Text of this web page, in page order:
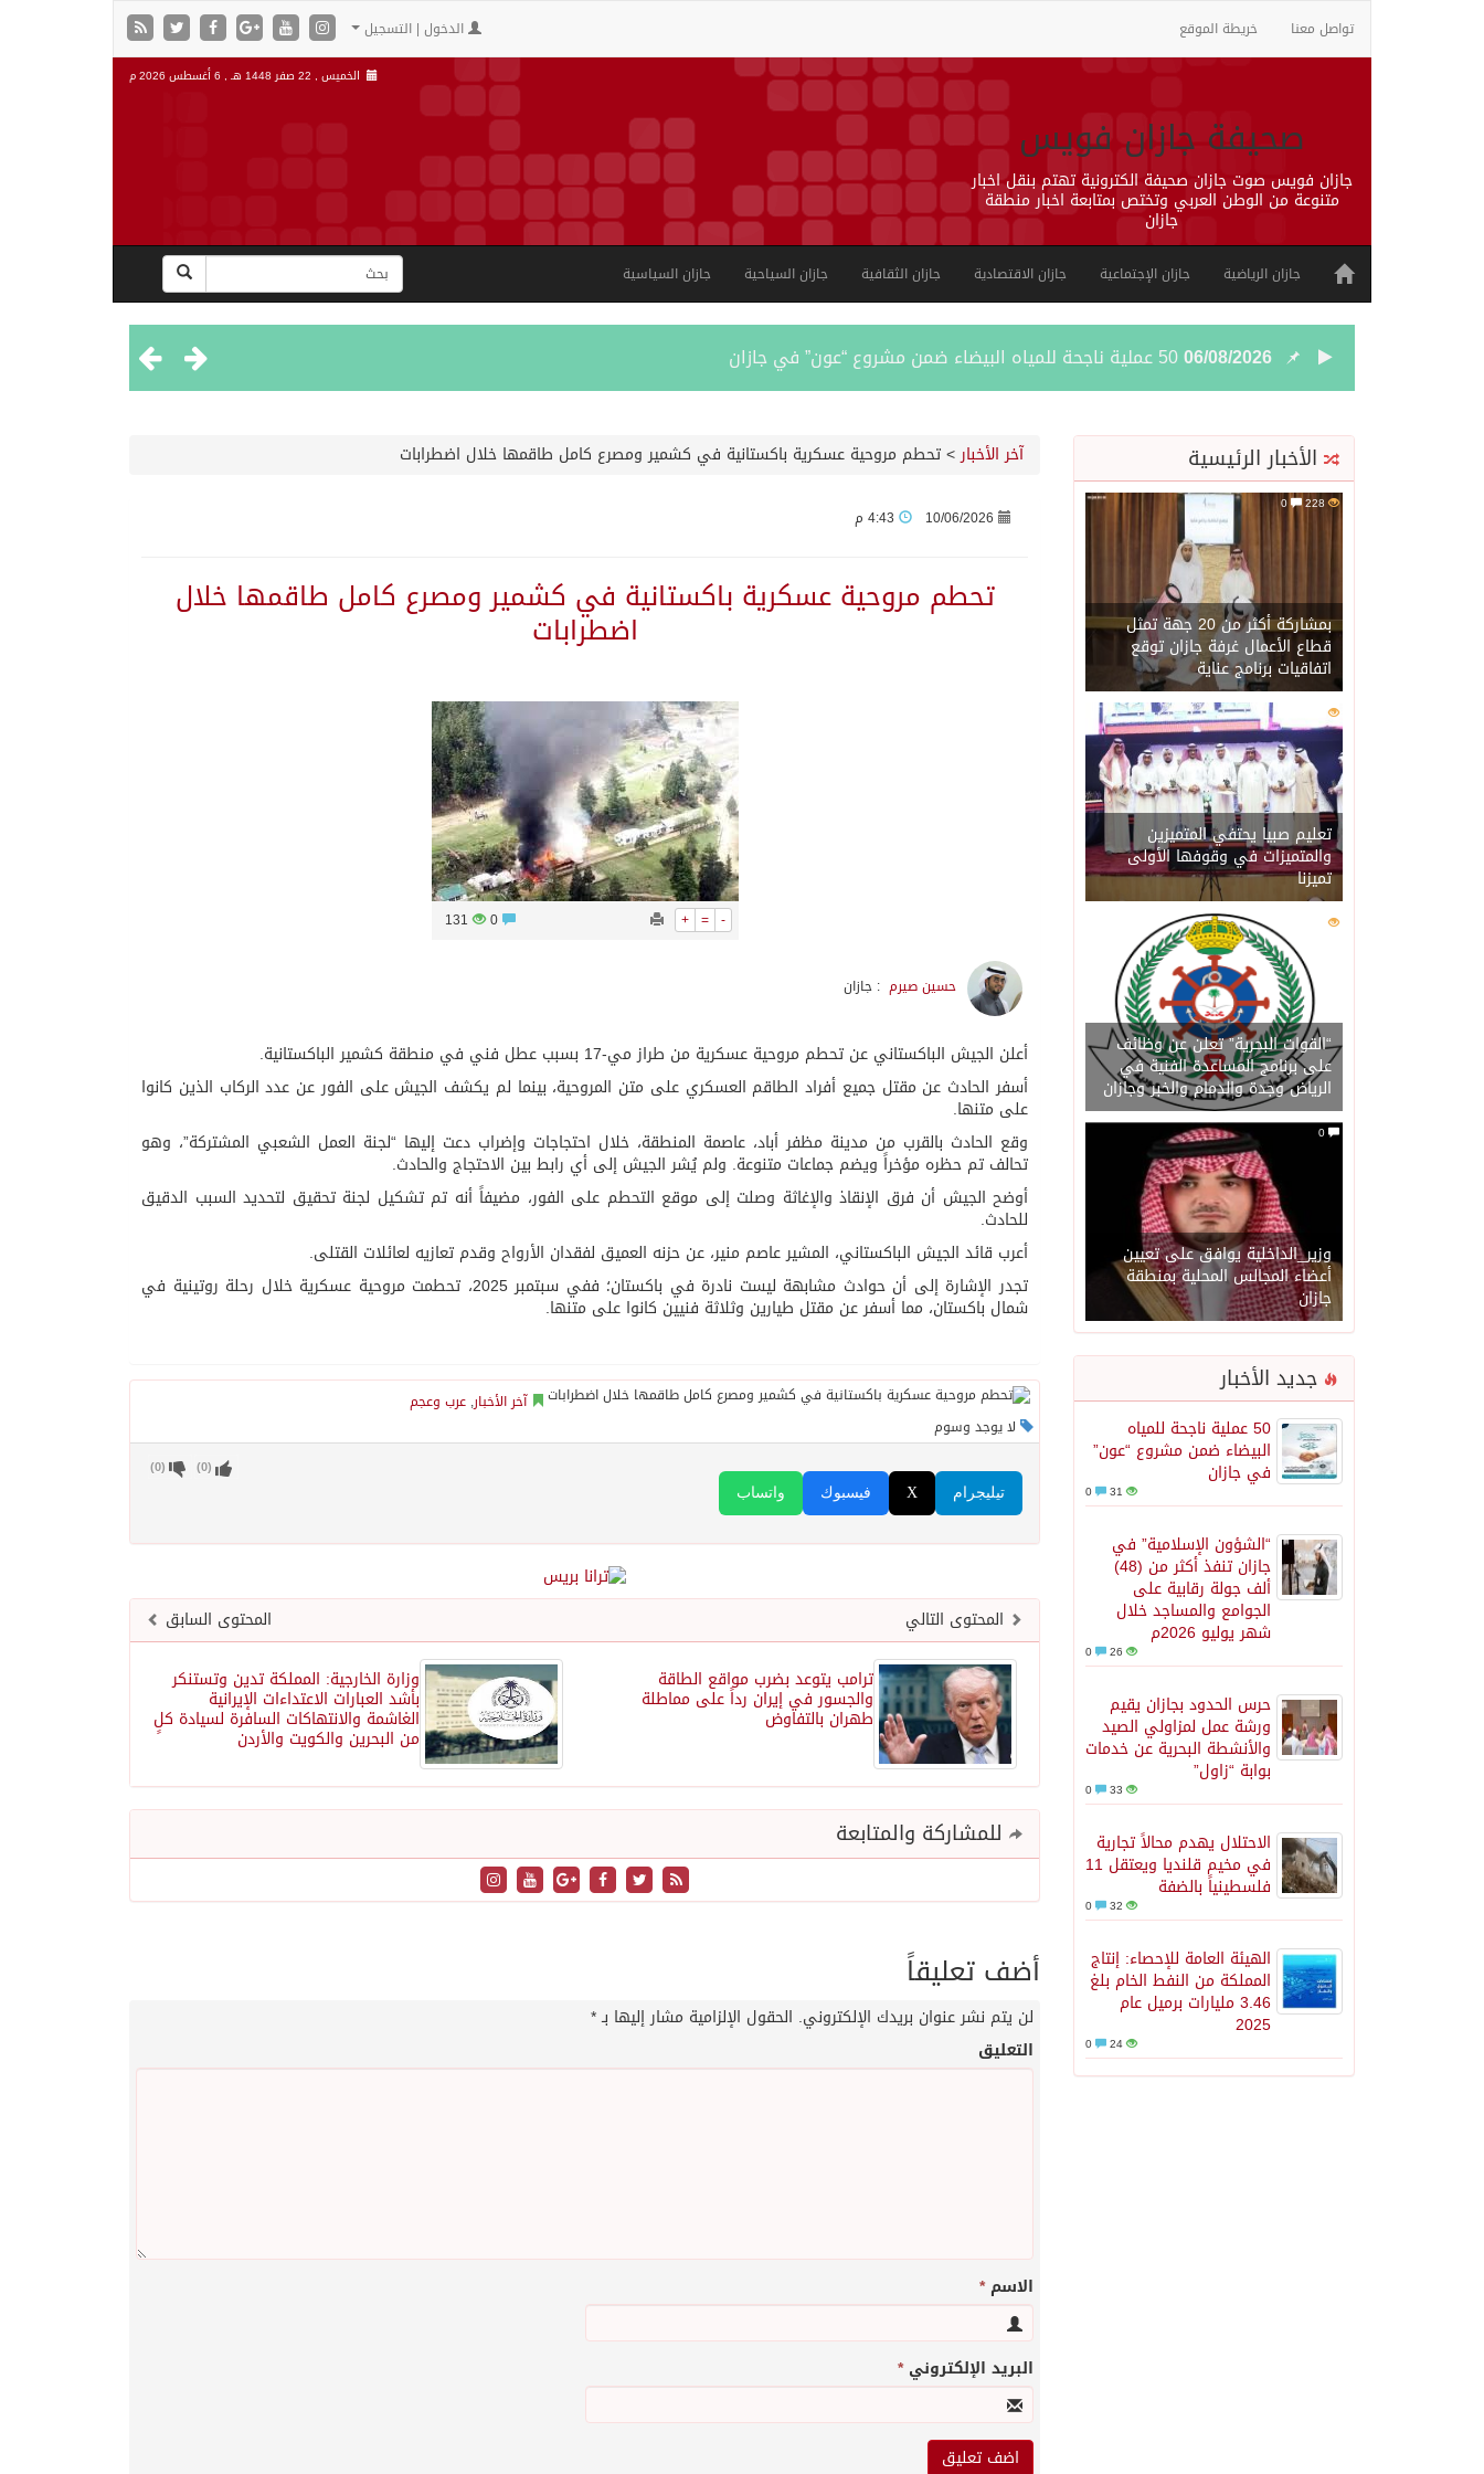
تواصل معنا خريطة الموقع الدخول | التسجيل
صحيفة جازان فويس
جازان فويس صوت جازان صحيفة الكترونية تهتم بنقل اخبار
متنوعة من الوطن العربي وتختص بمتابعة اخبار منطقة
جازان
الخميس , 22 صفر 1448 هـ , 6 أغسطس 2026 م
جازان الرياضية جازان الإجتماعية جازان الاقتصادية جازان الثقافية جازان السياحية جازان السياسية
06/08/202650 عملية ناجحة للمياه البيضاء ضمن مشروع “عون” في جازان
06/08/2026حرس الحدود بجازان يقيم ورشة عمل لمزاولي الصيد والأنشطة البحرية عن خدمات بوابة “زاول”
06/08/2026الاحتلال يهدم محالاً تجارية في مخيم قلنديا ويعتقل 11 فلسطينياً بالضفة
06/08/2026الهيئة العامة للإحصاء: إنتاج المملكة من النفط الخام بلغ 3.46 مليارات برميل عام 2025
06/08/2026«الصحة العالمية» تحذر: إيبولا يتسارع في الكونغو ويتجاوز قدرات الاستجابة
06/08/2026«لدينا كميات هائلة».. ترامب يرد على تقارير نفاد الصواريخ الدقيقة بعد حرب إيران والبنتاغون يلتزم الصمت
06/08/2026مركز “استدامة” بجازان يستعرض نظم وتقنيات الري الزراعية
06/08/2026أمير منطقة جازان يكرّم ثلاثة مواطنين لتبرعهم بأجزاء من أعضائهم
06/08/2026القبض على مواطن لنقله (11) مخالفًا لنظام أمن الحدود بمنطقة جازان
الأخبار الرئيسية
228
بمشاركة أكثر من 20 جهة تمثل
قطاع الأعمال غرفة جازان توقع
اتفاقيات برنامج عناية
202
تعليم صبيا يحتفي المتميزين
والمتميزات في وقوفها الأولى
تميزنا
201
“القوات البحرية” تعلن عن وظائف
على برنامج المساعدة الفنية في
الرياض وجدة والدمام والخبر وجازان
وزير_الداخلية يوافق على تعيين
أعضاء المجالس المحلية بمنطقة
جازان
جديد الأخبار
50 عملية ناجحة للمياه
البيضاء ضمن مشروع “عون”
في جازان
31
“الشؤون الإسلامية” في
جازان تنفذ أكثر من (48)
ألف جولة رقابية على
الجوامع والمساجد خلال
شهر يوليو 2026م
26
حرس الحدود بجازان يقيم
ورشة عمل لمزاولي الصيد
والأنشطة البحرية عن خدمات
بوابة “زاول”
33
الاحتلال يهدم محالاً تجارية
في مخيم قلنديا ويعتقل 11
فلسطينياً بالضفة
32
الهيئة العامة للإحصاء: إنتاج
المملكة من النفط الخام بلغ
3.46 مليارات برميل عام
2025
24
آخر الأخبار>تحطم مروحية عسكرية باكستانية في كشمير ومصرع كامل طاقمها خلال اضطرابات
10/06/2026
تحطم مروحية عسكرية باكستانية في كشمير ومصرع كامل طاقمها خلال
اضطرابات
+ = -
0
131
حسين صيرم : جازان
أعلن الجيش الباكستاني عن تحطم مروحية عسكرية من طراز مي-17 بسبب عطل فني في منطقة كشمير الباكستانية.
أسفر الحادث عن مقتل جميع أفراد الطاقم العسكري على متن المروحية، بينما لم يكشف الجيش على الفور عن عدد الركاب الذين كانوا
على متنها.
وقع الحادث بالقرب من مدينة مظفر أباد، عاصمة المنطقة، خلال احتجاجات وإضراب دعت إليها “لجنة العمل الشعبي المشتركة”، وهو
تحالف تم حظره مؤخراً ويضم جماعات متنوعة. ولم يُشر الجيش إلى أي رابط بين الاحتجاج والحادث.
أوضح الجيش أن فرق الإنقاذ والإغاثة وصلت إلى موقع التحطم على الفور، مضيفاً أنه تم تشكيل لجنة تحقيق لتحديد السبب الدقيق
للحادث.
أعرب قائد الجيش الباكستاني، المشير عاصم منير، عن حزنه العميق لفقدان الأرواح وقدم تعازيه لعائلات القتلى.
تجدر الإشارة إلى أن حوادث مشابهة ليست نادرة في باكستان؛ ففي سبتمبر 2025، تحطمت مروحية عسكرية خلال رحلة روتينية في
شمال باكستان، مما أسفر عن مقتل طيارين وثلاثة فنيين كانوا على متنها.
آخر الأخبار, عرب وعجم
لا يوجد وسوم
واتساب فيسبوك X تيليجرام
(
0
) (
0
)
المحتوى السابق
المحتوى التالي
وزارة الخارجية: المملكة تدين وتستنكر
بأشد العبارات الاعتداءات الإيرانية
الغاشمة والانتهاكات السافرة لسيادة كلٍ
من البحرين والكويت والأردن
ترامب يتوعد بضرب مواقع الطاقة
والجسور في إيران رداً على مماطلة
طهران بالتفاوض
للمشاركة والمتابعة
أضف تعليقاً
لن يتم نشر عنوان بريدك الإلكتروني. الحقول الإلزامية مشار إليها بـ*
التعليق
الاسم*
البريد الإلكتروني*